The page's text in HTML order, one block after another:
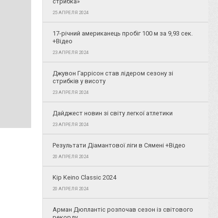
25 АПРЕЛЯ 2024
17-річний американець пробіг 100 м за 9,93 сек.
+Відео
23 АПРЕЛЯ 2024
Джувон Гаррісон став лідером сезону зі
стрибків у висоту
23 АПРЕЛЯ 2024
Дайджест новин зі світу легкої атлетики
23 АПРЕЛЯ 2024
Результати Діамантової ліги в Сямені +Відео
20 АПРЕЛЯ 2024
Kip Keino Classic 2024
20 АПРЕЛЯ 2024
Арман Дюплантіс розпочав сезон із світового